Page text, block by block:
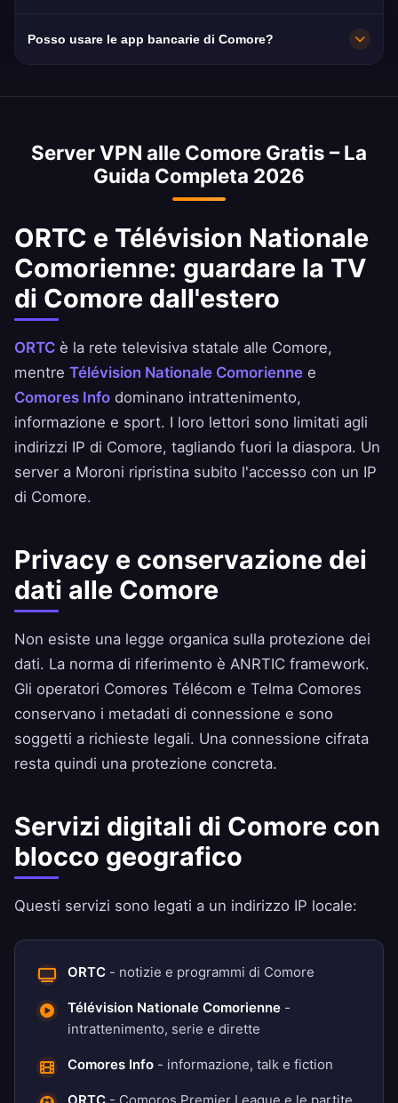
velocità media alle Comore è di 15 Mbps,
Posso usare le app bancarie di Comore?
Exim Bank Comores e SNPSF sono
sempre le condizioni della tua banca.
Server VPN alle Comore Gratis – La
Guida Completa 2026
ORTC e Télévision Nationale
Comorienne: guardare la TV
di Comore dall'estero
ORTC è la rete televisiva statale alle Comore,
mentre Télévision Nationale Comorienne e
Comores Info dominano intrattenimento,
informazione e sport. I loro lettori sono limitati agli
indirizzi IP di Comore, tagliando fuori la diaspora. Un
server a Moroni ripristina subito l'accesso con un IP
di Comore.
Privacy e conservazione dei
dati alle Comore
Non esiste una legge organica sulla protezione dei
dati. La norma di riferimento è ANRTIC framework.
Gli operatori Comores Télécom e Telma Comores
conservano i metadati di connessione e sono
soggetti a richieste legali. Una connessione cifrata
resta quindi una protezione concreta.
Servizi digitali di Comore con
blocco geografico
Questi servizi sono legati a un indirizzo IP locale:
ORTC - notizie e programmi di Comore
Télévision Nationale Comorienne -
intrattenimento, serie e dirette
Comores Info - informazione, talk e fiction